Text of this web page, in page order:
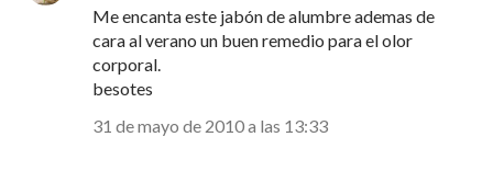
Me encanta este jabón de alumbre ademas de
cara al verano un buen remedio para el olor
corporal.
besotes
31 de mayo de 2010 a las 13:33